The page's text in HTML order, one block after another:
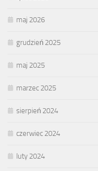
maj 2026
grudzień 2025
maj 2025
marzec 2025
sierpień 2024
czerwiec 2024
luty 2024